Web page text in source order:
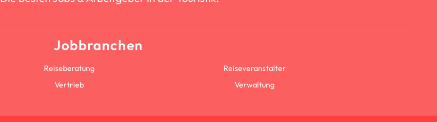
Jobbranchen
Reiseberatung
Vertrieb
Reiseveranstalter
Verwaltung